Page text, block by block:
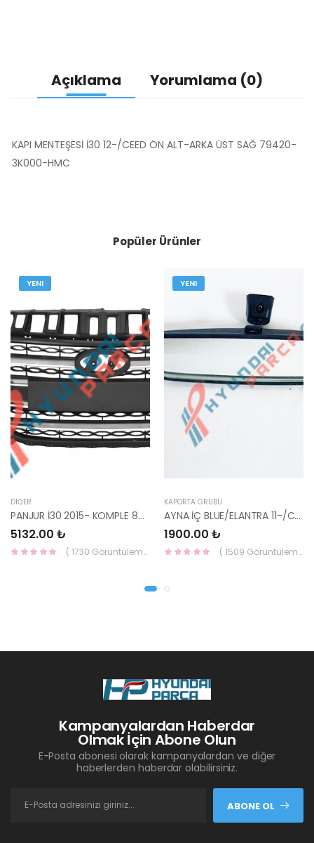
Açıklama Yorumlama (0)
KAPI MENTEŞESİ İ30 12-/CEED ÖN ALT-ARKA ÜST SAĞ 79420-
3K000-HMC
Popüler Ürünler
YENI
DIĞER
PANJUR İ30 2015- KOMPLE 86350-A6800-YS
5132.00 ₺
( 1730 Görüntüleme )
YENI
KAPORTA GRUBU
AYNA İÇ BLUE/ELANTRA 11-/CEED 10-/RİO 12-/SPORTAGE 11- 85101-3X100-HMC
1900.00 ₺
( 1509 Görüntüleme )
Kampanyalardan Haberdar
Olmak İçin Abone Olun
E-Posta abonesi olarak kampanyalardan ve diğer
haberlerden haberdar olabilirsiniz.
ABONE OL